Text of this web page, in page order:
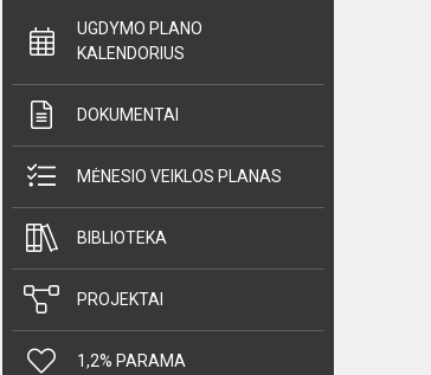
UGDYMO PLANO
KALENDORIUS
DOKUMENTAI
MĖNESIO VEIKLOS PLANAS
BIBLIOTEKA
PROJEKTAI
1,2% PARAMA